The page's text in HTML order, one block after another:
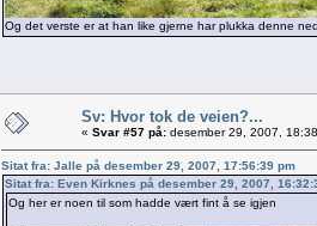
Og det verste er at han like gjerne har plukka denne
Sv: Hvor tok de veien?...
« Svar #57 på: desember 29, 2007,
Sitat fra: Jalle på desember 29, 2007, 17:56:39 pm
Sitat fra: Even Kirknes på desember 29, 2007,
Og her er noen til som hadde vært fint å se igjen